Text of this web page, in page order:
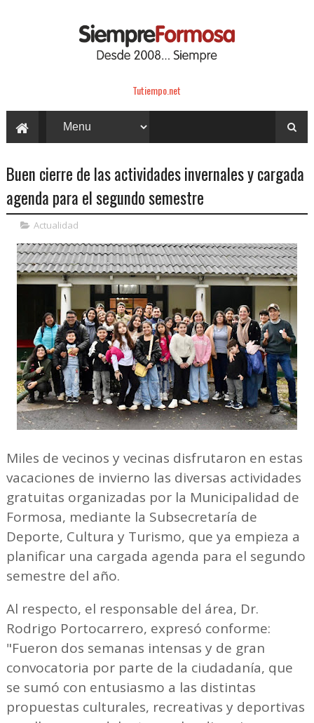
Tutiempo.net
Buen cierre de las actividades invernales y cargada
agenda para el segundo semestre
Actualidad
Miles de vecinos y vecinas disfrutaron en estas
vacaciones de invierno las diversas actividades
gratuitas organizadas por la Municipalidad de
Formosa, mediante la Subsecretaría de
Deporte, Cultura y Turismo, que ya empieza a
planificar una cargada agenda para el segundo
semestre del año.
Al respecto, el responsable del área, Dr.
Rodrigo Portocarrero, expresó conforme:
"Fueron dos semanas intensas y de gran
convocatoria por parte de la ciudadanía, que
se sumó con entusiasmo a las distintas
propuestas culturales, recreativas y deportivas